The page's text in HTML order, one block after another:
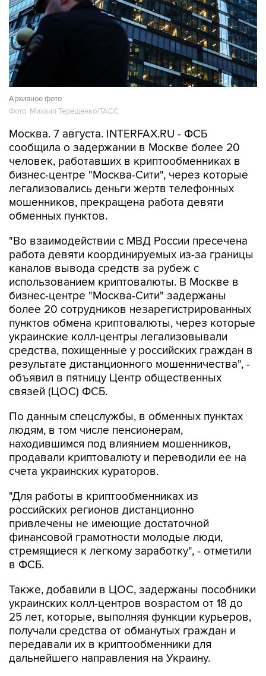
Архивное фото
Фото: Михаил Терещенко/ТАСС
Москва. 7 августа. INTERFAX.RU - ФСБ
сообщила о задержании в Москве более 20
человек, работавших в криптообменниках в
бизнес-центре "Москва-Сити", через которые
легализовались деньги жертв телефонных
мошенников, прекращена работа девяти
обменных пунктов.
"Во взаимодействии с МВД России пресечена
работа девяти координируемых из-за границы
каналов вывода средств за рубеж с
использованием криптовалюты. В Москве в
бизнес-центре "Москва-Сити" задержаны
более 20 сотрудников незарегистрированных
пунктов обмена криптовалюты, через которые
украинские колл-центры легализовывали
средства, похищенные у российских граждан в
результате дистанционного мошенничества", -
объявил в пятницу Центр общественных
связей (ЦОС) ФСБ.
По данным спецслужбы, в обменных пунктах
людям, в том числе пенсионерам,
находившимся под влиянием мошенников,
продавали криптовалюту и переводили ее на
счета украинских кураторов.
"Для работы в криптообменниках из
российских регионов дистанционно
привлечены не имеющие достаточной
финансовой грамотности молодые люди,
стремящиеся к легкому заработку", - отметили
в ФСБ.
Также, добавили в ЦОС, задержаны пособники
украинских колл-центров возрастом от 18 до
25 лет, которые, выполняя функции курьеров,
получали средства от обманутых граждан и
передавали их в криптообменники для
дальнейшего направления на Украину.